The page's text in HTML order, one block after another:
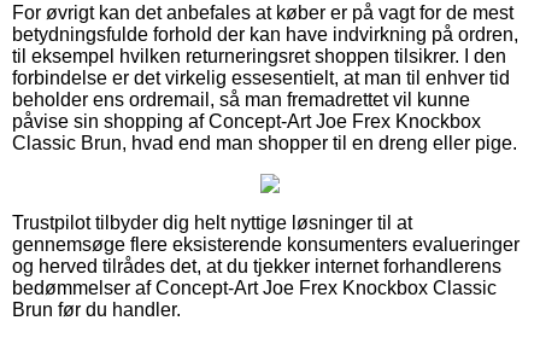
For øvrigt kan det anbefales at køber er på vagt for de mest
betydningsfulde forhold der kan have indvirkning på ordren,
til eksempel hvilken returneringsret shoppen tilsikrer. I den
forbindelse er det virkelig essesentielt, at man til enhver tid
beholder ens ordremail, så man fremadrettet vil kunne
påvise sin shopping af Concept-Art Joe Frex Knockbox
Classic Brun, hvad end man shopper til en dreng eller pige.
Trustpilot tilbyder dig helt nyttige løsninger til at
gennemsøge flere eksisterende konsumenters evalueringer
og herved tilrådes det, at du tjekker internet forhandlerens
bedømmelser af Concept-Art Joe Frex Knockbox Classic
Brun før du handler.